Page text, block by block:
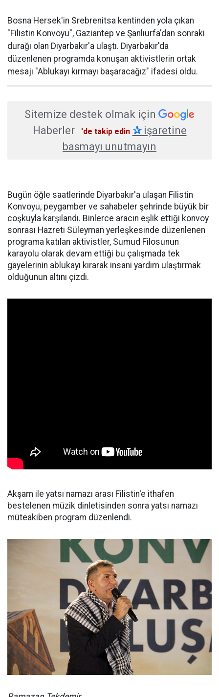
Bosna Hersek'in Srebrenitsa kentinden yola çıkan
"Filistin Konvoyu", Gaziantep ve Şanlıurfa'dan sonraki
durağı olan Diyarbakır'a ulaştı. Diyarbakır'da
düzenlenen programda konuşan aktivistlerin ortak
mesajı "Ablukayı kırmayı başaracağız" ifadesi oldu.
Sitemize destek olmak için
Haberler
'de takip edin ✰işaretine
basmayı unutmayın
Bugün öğle saatlerinde Diyarbakır'a ulaşan Filistin
Konvoyu, peygamber ve sahabeler şehrinde büyük bir
coşkuyla karşılandı. Binlerce aracın eşlik ettiği konvoy
sonrası Hazreti Süleyman yerleşkesinde düzenlenen
programa katılan aktivistler, Sumud Filosunun
karayolu olarak devam ettiği bu çalışmada tek
gayelerinin ablukayı kırarak insani yardım ulaştırmak
olduğunun altını çizdi.
Akşam ile yatsı namazı arası Filistin'e ithafen
bestelenen müzik dinletisinden sonra yatsı namazı
müteakiben program düzenlendi.